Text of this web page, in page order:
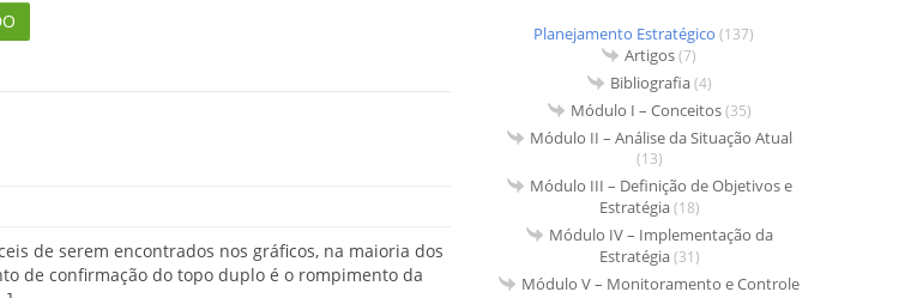
de serem encontrados nos gráficos, na maioria dos
de confirmação do topo duplo é o rompimento da
Planejamento Estratégico (137)
Artigos(7)
Bibliografia(4)
Módulo I – Conceitos(35)
Módulo II – Análise da Situação Atual
(13)
Módulo III – Definição de Objetivos e
Estratégia(18)
Módulo IV – Implementação da
Estratégia(31)
Módulo V – Monitoramento e Controle